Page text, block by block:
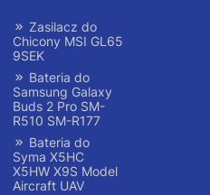
Zasilacz do
Chicony MSI GL65
9SEK
Bateria do
Samsung Galaxy
Buds 2 Pro SM-
R510 SM-R177
Bateria do
Syma X5HC
X5HW X9S Model
Aircraft UAV